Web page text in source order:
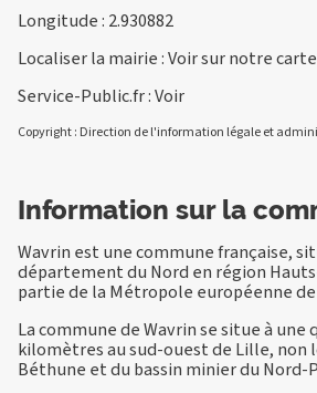
Longitude : 2.930882
Localiser la mairie :Voir sur notre carte
Service-Public.fr :Voir
Copyright : Direction de l'information légale et
Information sur la
Wavrin est une commune française,
département du Nord en région
partie de la Métropole européenne
La commune de Wavrin se situe à une
kilomètres au sud-ouest de Lille, non
Béthune et du bassin minier du Nord-